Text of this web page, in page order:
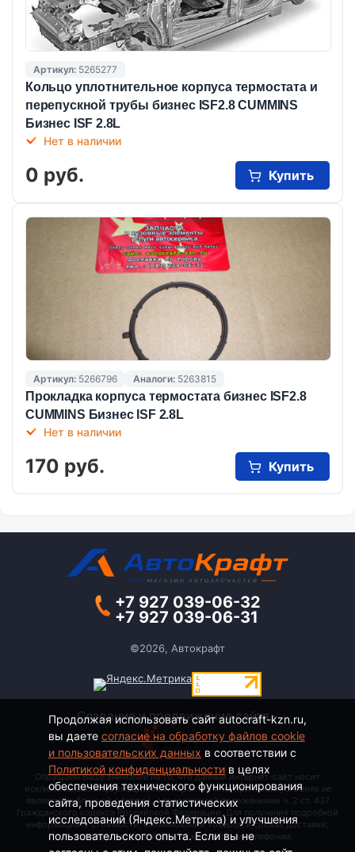
Артикул: 5265277
Кольцо уплотнительное корпуса термостата и
перепускной трубы бизнеc ISF2.8 CUMMINS
Бизнес ISF 2.8L
Нет в наличии
0 руб. Купить
Артикул: 5266796 Аналоги: 5263815
Прокладка корпуса термостата бизнес ISF2.8
CUMMINS Бизнес ISF 2.8L
Нет в наличии
170 руб. Купить
+7 927 039-06-32
+7 927 039-06-31
©2026, Автокрафт
Создание и продвижение сайта -
Обращаем Ваше внимание на то, что данный интернет-сайт носит
исключительно информационный характер и ни при каких условиях не
является публичной офертой, определяемой положениями ч. 2 ст. 437
Гражданского кодекса Российской Федерации. Для получения подробной
информации о стоимости, наименовании товаров и сроках доставки,
пожалуйста, обращайтесь по контактным телефонам.
Продолжая использовать сайт autocraft-kzn.ru,
вы даете согласие на обработку файлов cookie
и пользовательских данных в соответствии с
Политикой конфиденциальностив целях
обеспечения технического функционирования
сайта, проведения статистических
исследований (Яндекс.Метрика) и улучшения
пользовательского опыта. Если вы не